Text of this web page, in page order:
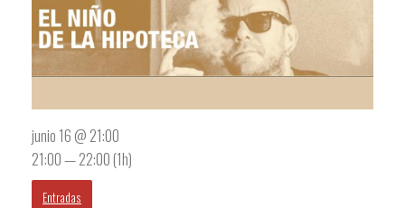
junio 16 @ 21:00
21:00 — 22:00(1h)
Entradas